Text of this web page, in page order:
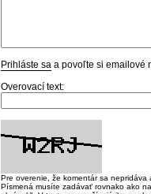
Prihláste sa a povoľte si emailové
Overovací text:
Pre overenie, že komentár sa nepridáva
Písmená musíte zadávať rovnako ako